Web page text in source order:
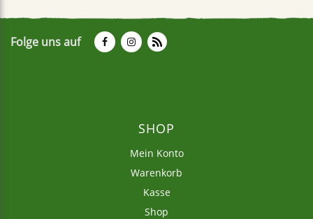
Folge uns auf
SHOP
Mein Konto
Warenkorb
Kasse
Shop